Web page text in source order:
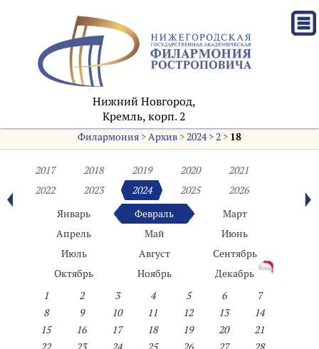
Нижний Новгород,
Кремль, корп. 2
Филармония>Архив>2024>2> 18
2017 2018 2019 2020
2021
2022
2023 2024 2025
2026
Январь
Февраль
Март
Апрель
Май
Июнь
Июль
Август
Сентябрь
Октябрь
Ноябрь
Декабрь
1
2 3 4 5 6
7
8
9 10 11 12 13
14
15
16 17 18 19 20
21